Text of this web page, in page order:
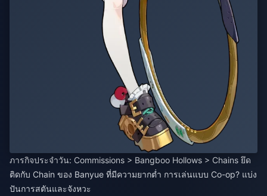
ภารกิจประจำวัน: Commissions > Bangboo Hollows > Chains ยึด
ติดกับ Chain ของ Banyue ที่มีความยากต่ำ การเล่นแบบ Co-op? แบ่ง
ปันการสตันและจังหวะ